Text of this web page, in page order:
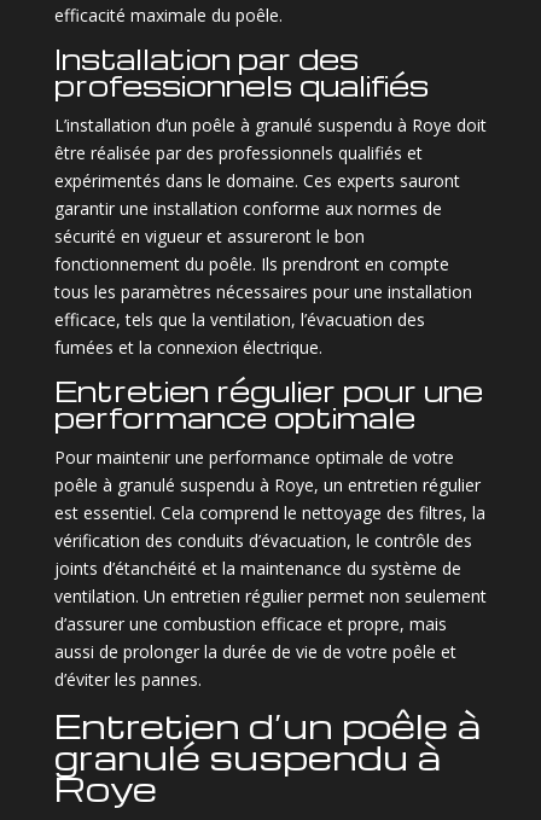
efficacité maximale du poêle.
Installation par des
professionnels qualifiés
L’installation d’un poêle à granulé suspendu à Roye doit
être réalisée par des professionnels qualifiés et
expérimentés dans le domaine. Ces experts sauront
garantir une installation conforme aux normes de
sécurité en vigueur et assureront le bon
fonctionnement du poêle. Ils prendront en compte
tous les paramètres nécessaires pour une installation
efficace, tels que la ventilation, l’évacuation des
fumées et la connexion électrique.
Entretien régulier pour une
performance optimale
Pour maintenir une performance optimale de votre
poêle à granulé suspendu à Roye, un entretien régulier
est essentiel. Cela comprend le nettoyage des filtres, la
vérification des conduits d’évacuation, le contrôle des
joints d’étanchéité et la maintenance du système de
ventilation. Un entretien régulier permet non seulement
d’assurer une combustion efficace et propre, mais
aussi de prolonger la durée de vie de votre poêle et
d’éviter les pannes.
Entretien d’un poêle à
granulé suspendu à
Roye